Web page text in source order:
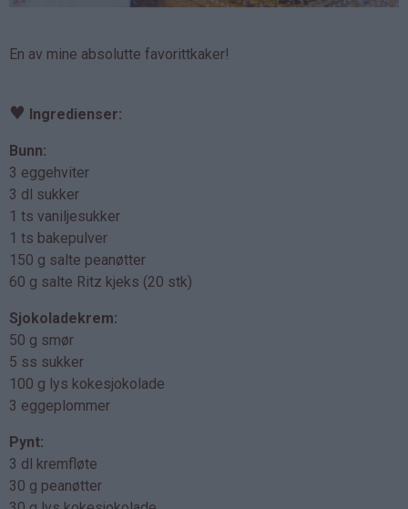
En av mine absolutte favorittkaker!
♥ Ingredienser:
Bunn:
3 eggehviter
3 dl sukker
1 ts vaniljesukker
1 ts bakepulver
150 g salte peanøtter
60 g salte Ritz kjeks (20 stk)
Sjokoladekrem:
50 g smør
5 ss sukker
100 g lys kokesjokolade
3 eggeplommer
Pynt:
3 dl kremfløte
30 g peanøtter